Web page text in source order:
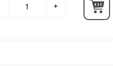
+